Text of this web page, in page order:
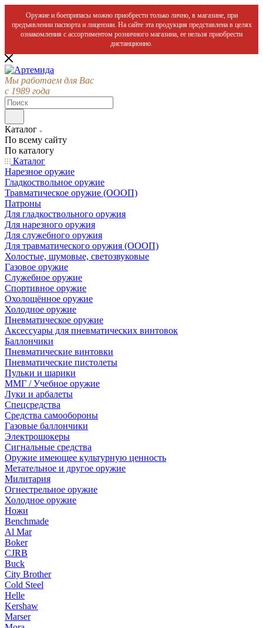
Оружие и боеприпасы можно приобрести только лично, в магазине, при
предъявлении паспорта и лицензии. На сайте эта продукция представлена в целях
ознакомления с ассортиментом розничного магазина, ее нельзя приобрести
дистанционно.
Мы работаем для Вас
с 1989 года
Каталог
По всему сайту
По каталогу
Каталог
Нарезное оружие
Гладкоствольное оружие
Травматическое оружие (ОООП)
Патроны
Для гладкоствольного оружия
Для нарезного оружия
Для служебного оружия
Для травматического оружия (ОООП)
Холостые, шумовые, светозвуковые
Газовое оружие
Служебное оружие
Спортивное оружие
Охолощённое оружие
Холодное оружие
Пневматическое оружие
Аксессуары для пневматических винтовок
Баллончики
Пневматические винтовки
Пневматические пистолеты
Пульки и шарики
ММГ / Учебное оружие
Луки и арбалеты
Спецсредства
Средства самообороны
Газовые баллончики
Электрошокеры
Сигнальные средства
Оружие имеющее культурную ценность
Метательное и другое оружие
Милитария
Огнестрельное оружие
Холодное оружие
Ножи
Benchmade
Al Mar
Boker
CJRB
Buck
City Brother
Cold Steel
Helle
Kershaw
Marser